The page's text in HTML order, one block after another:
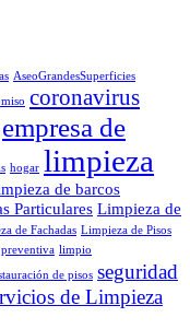
AseoGrandesSuperficies
coronavirus
empresa de
hogar limpieza
de barcos
Particulares Limpieza de
de Fachadas Limpieza de Pisos
limpio
de pisos seguridad
de Limpieza